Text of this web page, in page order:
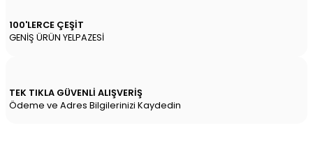
100'LERCE ÇEŞİT
GENİŞ ÜRÜN YELPAZESİ
TEK TIKLA GÜVENLİ ALIŞVERİŞ
Ödeme ve Adres Bilgilerinizi Kaydedin